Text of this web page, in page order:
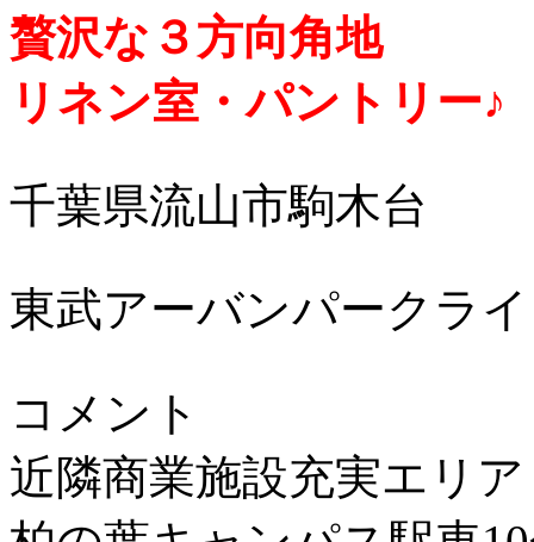
贅沢な３方向角地
リネン室・パントリー♪
千葉県流山市駒木台
東武アーバンパークラ
コメント
近隣商業施設充実エリア